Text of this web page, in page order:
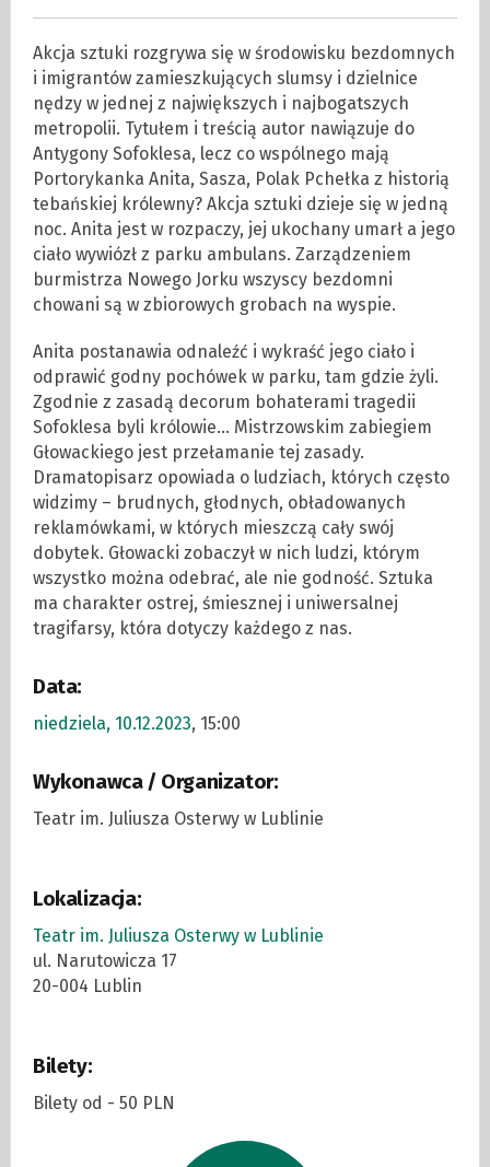
Akcja sztuki rozgrywa się w środowisku bezdomnych
i imigrantów zamieszkujących slumsy i dzielnice
nędzy w jednej z największych i najbogatszych
metropolii. Tytułem i treścią autor nawiązuje do
Antygony Sofoklesa, lecz co wspólnego mają
Portorykanka Anita, Sasza, Polak Pchełka z historią
tebańskiej królewny? Akcja sztuki dzieje się w jedną
noc. Anita jest w rozpaczy, jej ukochany umarł a jego
ciało wywiózł z parku ambulans. Zarządzeniem
burmistrza Nowego Jorku wszyscy bezdomni
chowani są w zbiorowych grobach na wyspie.
Anita postanawia odnaleźć i wykraść jego ciało i
odprawić godny pochówek w parku, tam gdzie żyli.
Zgodnie z zasadą decorum bohaterami tragedii
Sofoklesa byli królowie… Mistrzowskim zabiegiem
Głowackiego jest przełamanie tej zasady.
Dramatopisarz opowiada o ludziach, których często
widzimy – brudnych, głodnych, obładowanych
reklamówkami, w których mieszczą cały swój
dobytek. Głowacki zobaczył w nich ludzi, którym
wszystko można odebrać, ale nie godność. Sztuka
ma charakter ostrej, śmiesznej i uniwersalnej
tragifarsy, która dotyczy każdego z nas.
Data:
niedziela, 10.12.2023, 15:00
Wykonawca / Organizator:
Teatr im. Juliusza Osterwy w Lublinie
Lokalizacja:
Teatr im. Juliusza Osterwy w Lublinie
ul. Narutowicza 17
20-004 Lublin
Bilety:
Bilety od - 50 PLN